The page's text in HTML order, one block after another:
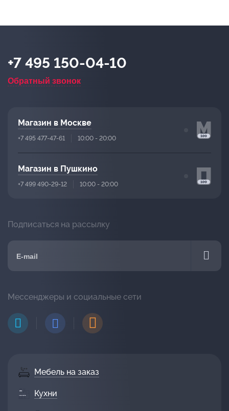
Мебель на заказ
Кухни
+7 495 150-04-10
Обратный звонок
Магазин в Москве
+7 495 477-47-61 10:00 - 20:00
Магазин в Пушкино
+7 499 490-29-12 10:00 - 20:00
Подписаться на рассылку
Мессенджеры и социальные сети